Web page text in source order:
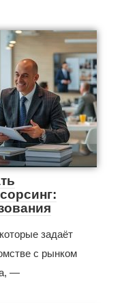
задаёт
с рынком
—